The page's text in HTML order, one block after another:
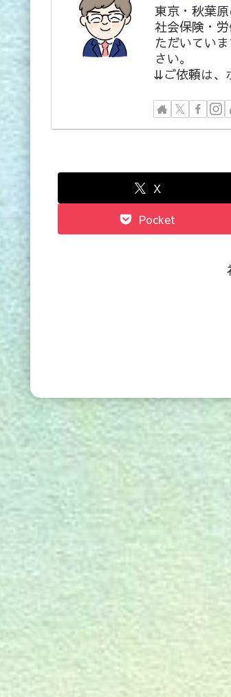
東京・秋葉原
社会保険・
ただいてい
さい。
⇊ご依頼は、
X
Pocket